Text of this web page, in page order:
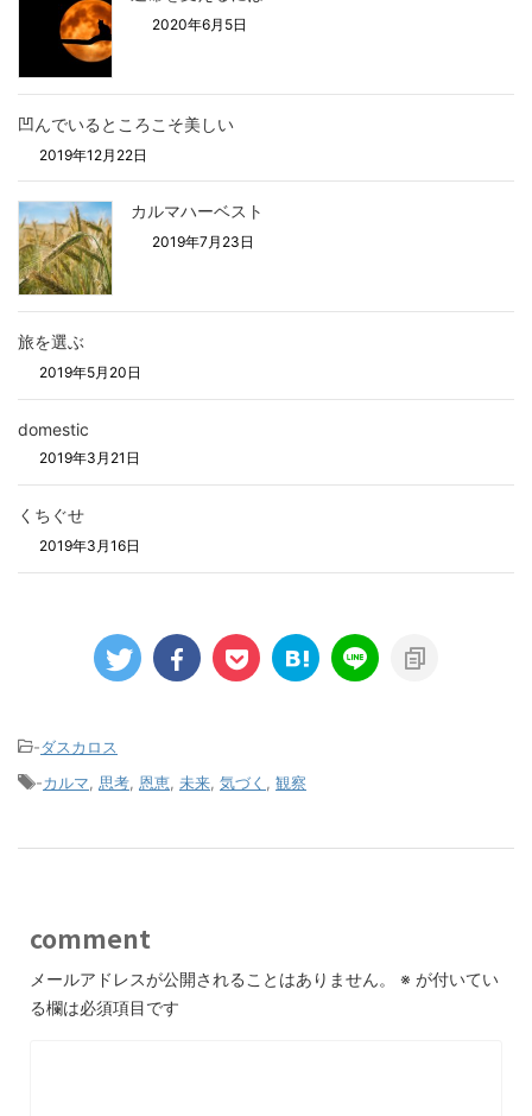
2020年6月5日
凹んでいるところこそ美しい
2019年12月22日
カルマハーベスト
2019年7月23日
旅を選ぶ
2019年5月20日
domestic
2019年3月21日
くちぐせ
2019年3月16日
-ダスカロス
-カルマ 思考 恩恵 未来 気づく 観察
comment
メールアドレスが公開されることはありません。 ※ が付いてい
る欄は必須項目です